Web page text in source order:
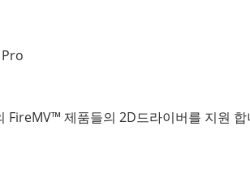
FireMV™ 제품들의 2D드라이버를 지원 합